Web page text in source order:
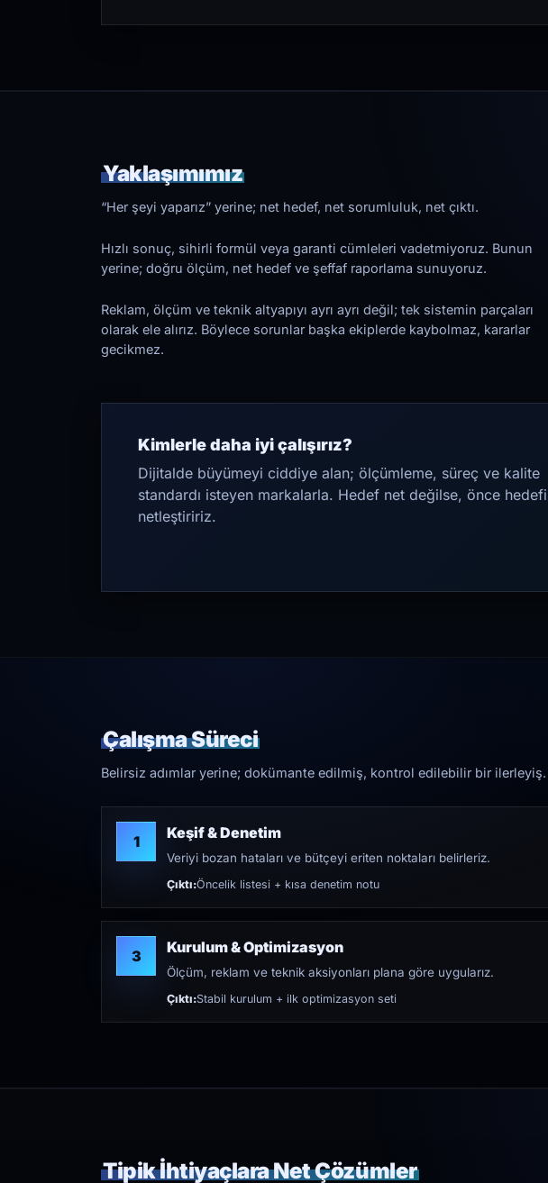
Yaklaşımımız
“Her şeyi yaparız” yerine; net hedef, net sorumluluk, net çıktı.
Hızlı sonuç, sihirli formül veya garanti cümleleri vadetmiyoruz. Bunun
yerine; doğru ölçüm, net hedef ve şeffaf raporlama sunuyoruz.
Reklam, ölçüm ve teknik altyapıyı ayrı ayrı değil; tek sistemin parçaları
olarak ele alırız. Böylece sorunlar başka ekiplerde kaybolmaz, kararlar
gecikmez.
Kimlerle daha iyi çalışırız?
Dijitalde büyümeyi ciddiye alan; ölçümleme, süreç ve kalite
standardı isteyen markalarla. Hedef net değilse, önce hedefi
netleştiririz.
Çalışma Süreci
Belirsiz adımlar yerine; dokümante edilmiş, kontrol edilebilir bir ilerleyiş.
1 Keşif & Denetim
Veriyi bozan hataları ve bütçeyi eriten noktaları belirleriz.
Çıktı:Öncelik listesi + kısa denetim notu
3 Kurulum & Optimizasyon
Ölçüm, reklam ve teknik aksiyonları plana göre uygularız.
Çıktı:Stabil kurulum + ilk optimizasyon seti
Tipik İhtiyaçlara Net Çözümler